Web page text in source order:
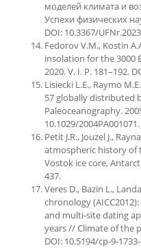
моделей климата и
Успехи физических
DOI: 10.3367/
Fedorov V.M., Kostin
insolation for the 3000
2020. V. I. P. 181–192.
Lisiecki L.E., Raymo
57 globally distributed
Paleoceanography.
10.1029/2004PA001071.
Petit J.R., Jouzel J.,
atmospheric history of
Vostok ice core,
437.
Veres D., Bazin L.,
chronology
and multi-site dating
years // Climate of the
DOI: 10.5194/cp-9-